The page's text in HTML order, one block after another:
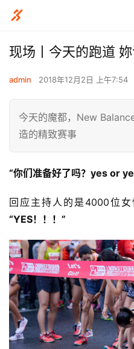
现场丨今天的跑道 妳
admin 2018年12月2日 上午7:54
今天的魔都，New
造的精致赛事
“你们准备好了吗？yes or
回应主持人的是4000位女
“YES！！！”